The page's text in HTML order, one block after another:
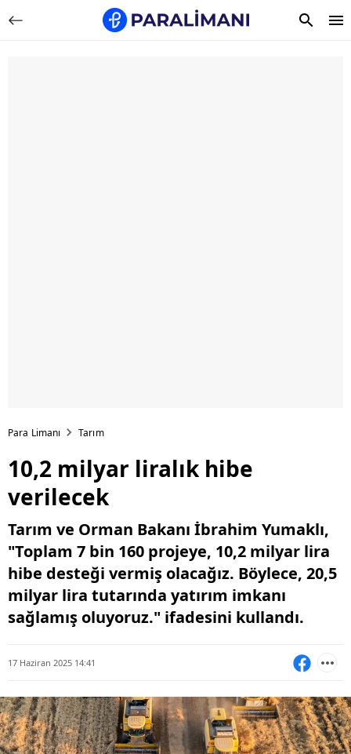
Para Limanı Tarım
10,2 milyar liralık hibe
verilecek
Tarım ve Orman Bakanı İbrahim Yumaklı,
"Toplam 7 bin 160 projeye, 10,2 milyar lira
hibe desteği vermiş olacağız. Böylece, 20,5
milyar lira tutarında yatırım imkanı
sağlamış oluyoruz." ifadesini kullandı.
17 Haziran 2025 14:41